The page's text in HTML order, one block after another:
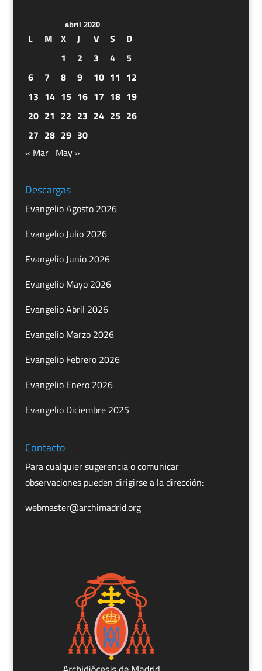
abril 2020
L M X J V S
D
1
2 3 4
5
6
7 8 9 10 11 12
13 14 15 16 17 18 19
20 21 22 23 24 25 26
27 28 29 30
« Mar May »
Descargas
Evangelio Agosto 2026
Evangelio Julio 2026
Evangelio Junio 2026
Evangelio Mayo 2026
Evangelio Abril 2026
Evangelio Marzo 2026
Evangelio Febrero 2026
Evangelio Enero 2026
Evangelio Diciembre 2025
Contacto
Para cualquier sugerencia o comunicar
observaciones pueden dirigirse a la dirección:
webmaster@archimadrid.org